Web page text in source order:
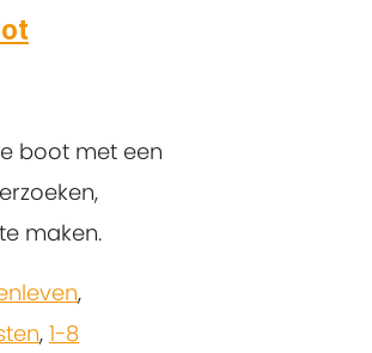
boot met een
maken.
,
, 1-8